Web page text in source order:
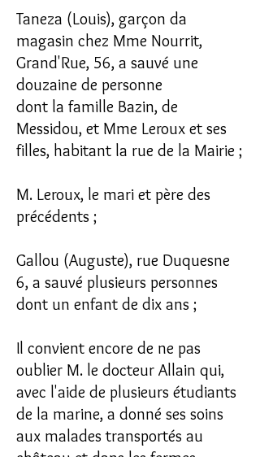
Taneza (Louis), garçon da
magasin chez Mme Nourrit,
Grand'Rue, 56, a sauvé une
douzaine de personne
dont la famille Bazin, de
Messidou, et Mme Leroux et ses
filles, habitant la rue de la Mairie ;
M. Leroux, le mari et père des
précédents ;
Gallou (Auguste), rue Duquesne
6, a sauvé plusieurs personnes
dont un enfant de dix ans ;
Il convient encore de ne pas
oublier M. le docteur Allain qui,
avec l'aide de plusieurs étudiants
de la marine, a donné ses soins
aux malades transportés au